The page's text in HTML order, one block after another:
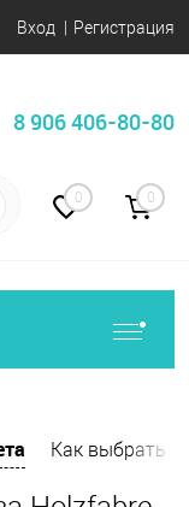
Вход Регистрация
8 906 406-80-80
0 0
Как выбрать